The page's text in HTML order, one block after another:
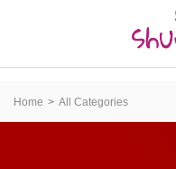
Home All Categories